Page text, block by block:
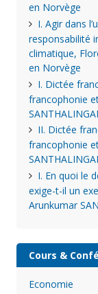
en Norvège
I. Agir dans
responsabilité
climatique,
en Norvège
I. Dictée
francophonie
II. Dictée
francophonie
I. En quoi le
exige-t-il un
Arunkumar
Cours &
Economie